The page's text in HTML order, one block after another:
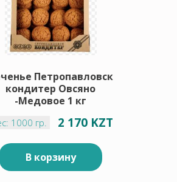
Петропавловск
кондитер Овсяно
-Медовое 1 кг
1000 гр. 2 170 KZT
В корзину